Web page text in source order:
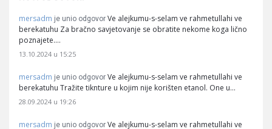
mersadm je unio odgovor Ve alejkumu-s-selam ve rahmetullahi ve
berekatuhu Za bračno savjetovanje se obratite nekome koga lično
poznajete.…
13.10.2024 u 15:25
mersadm je unio odgovor Ve alejkumu-s-selam ve rahmetullahi ve
berekatuhu Tražite tiknture u kojim nije korišten etanol. One u…
28.09.2024 u 19:26
mersadm je unio odgovor Ve alejkumu-s-selam ve rahmetullahi ve